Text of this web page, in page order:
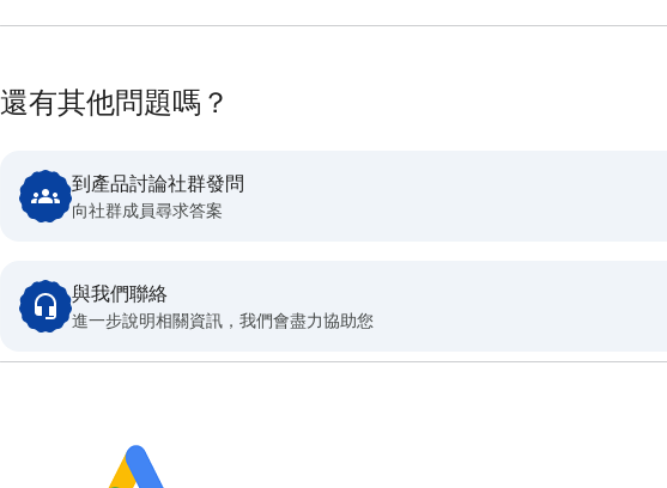
還有其他問題嗎？
到產品討論社群發問
向社群成員尋求答案
與我們聯絡
進一步說明相關資訊，我們會盡力協助您